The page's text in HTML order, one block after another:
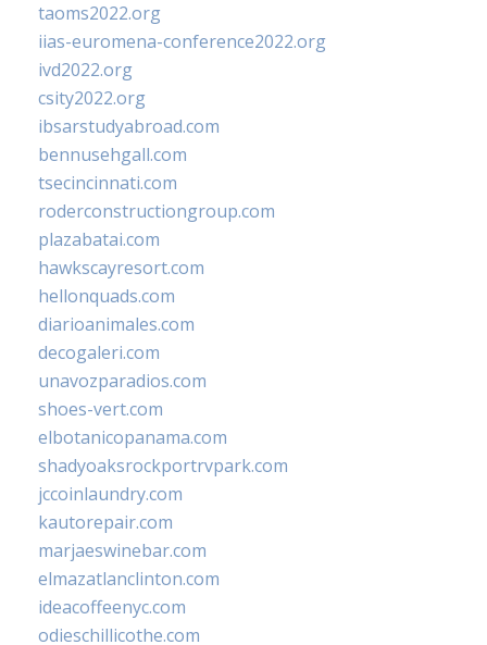
taoms2022.org
iias-euromena-conference2022.org
ivd2022.org
csity2022.org
ibsarstudyabroad.com
bennusehgall.com
tsecincinnati.com
roderconstructiongroup.com
plazabatai.com
hawkscayresort.com
hellonquads.com
diarioanimales.com
decogaleri.com
unavozparadios.com
shoes-vert.com
elbotanicopanama.com
shadyoaksrockportrvpark.com
jccoinlaundry.com
kautorepair.com
marjaeswinebar.com
elmazatlanclinton.com
ideacoffeenyc.com
odieschillicothe.com